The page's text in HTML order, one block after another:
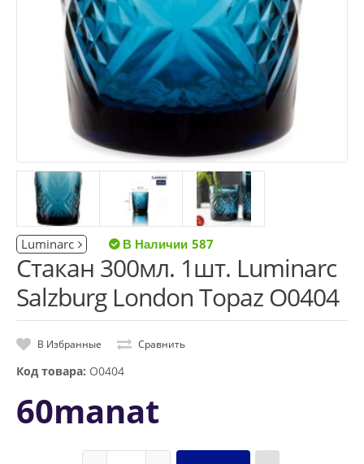
Luminarc 587
Стакан 300мл. 1шт. Luminarc
Salzburg London Topaz O0404
В Избранные Сравнить
Код товара: O0404
60manat